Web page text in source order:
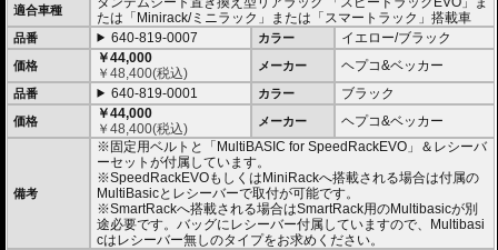
取り外しはロック解除用のひもを引きながらバックを浮かすだけで簡単な取り
外しが可能です。
驚くほど簡単な操作性と、スマートな形状、また高い安全性を高度な次元で実
現しています。
またタンデムシートへベルトで固定するタイプもございます。(バッグ自体の仕
様は全く同じです)
・シャープなイメージを演出するエッジの効いたデザイン。サイドソフトバッ
グ「Royster」C-Bow用と統一されたデザインとなります。
・ソフトバッグでありながら型くずれを起こしにくく、また高いホールド性能
を誇り、高速走行でも安心してご利用いただけます (メーカー推奨最大速度 : 13
・防水仕様 (完全防水を保証するものではありません)
・サイドにあしらわれたトライアングルデザインは安全性を高めるリフレクタ
バッグの開閉ロックやバッグの車体へのロックなど様々なセキュリティオプ
適合車種
たは「Minirack/ミニラック」または「スマートラック」搭載車
品番 640-819-0007 カラー イエロー/ブラック
価格
￥44,000
￥48,400(税込) メーカー ヘプコ&ベッカー
品番 640-819-0001 カラー ブラック
価格
￥44,000
￥48,400(税込) メーカー ヘプコ&ベッカー
備考
※固定用ベルトと「MultiBASIC for SpeedRackEVO」＆レシーバ
ーセットが付属しています。
※SpeedRackEVOもしくはMiniRackへ搭載される場合は付属の
MultiBasicとレシーバーで取付が可能です。
※SmartRackへ搭載される場合はSmartRack用のMultibasicが別
途必要です。バッグにレシーバー付属していますので、Multibasi
cはレシーバー無しのタイプをお求めください。